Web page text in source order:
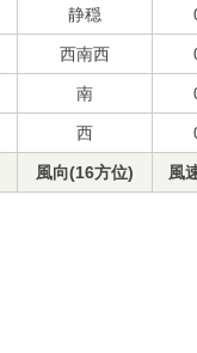
静穏
西南西
南
西
風向(16方位) 風